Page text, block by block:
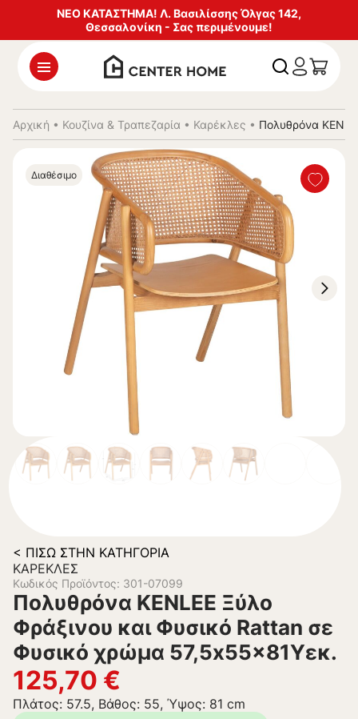
ΝΕΟ ΚΑΤΑΣΤΗΜΑ! Λ. Βασιλίσσης Όλγας 142,
Θεσσαλονίκη - Σας περιμένουμε!
Αρχική • Κουζίνα & Τραπεζαρία • Καρέκλες • Πολυθρόνα
Διαθέσιμο
< ΠΊΣΩ ΣΤΗΝ ΚΑΤΗΓΟΡΊΑ
ΚΑΡΈΚΛΕΣ
Κωδικός Προϊόντος: 301-07099
Πολυθρόνα KENLEE Ξύλο
Φράξινου και Φυσικό Rattan σε
Φυσικό χρώμα 57,5x55x81Yεκ.
125,70 €
Πλάτος: 57.5, Βάθος: 55, Ύψος: 81 cm